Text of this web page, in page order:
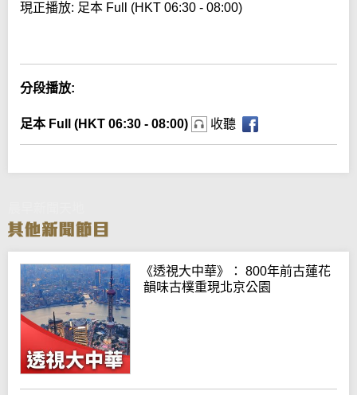
現正播放: 足本 Full (HKT 06:30 - 08:00)
分段播放:
足本 Full (HKT 06:30 - 08:00) 收聽
《透視大中華》： 800年前古蓮花
韻味古樸重現北京公園